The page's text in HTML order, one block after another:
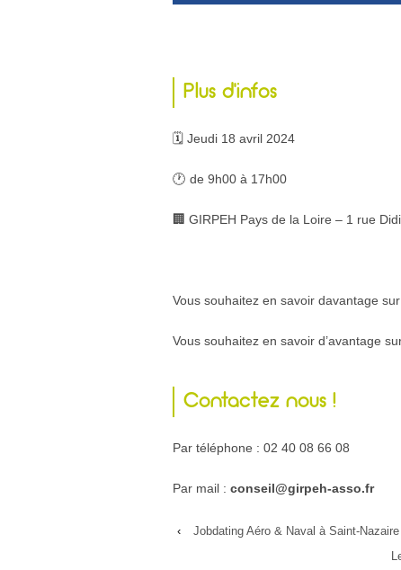
Plus d’infos
🗓️ Jeudi 18 avril 2024
🕐 de 9h00 à 17h00
🏢 GIRPEH Pays de la Loire – 1 rue
Vous souhaitez en savoir davantage
Vous souhaitez en savoir d’avantage
Contactez nous !
Par téléphone : 02 40 08 66 08
Par mail : conseil@girpeh-asso.fr
‹
Jobdating Aéro & Naval à Saint-Nazaire